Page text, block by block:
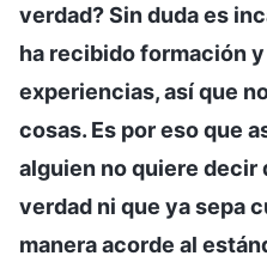
verdad? Sin duda es
ha recibido formación
experiencias, así que
cosas. Es por eso que
alguien no quiere decir
verdad ni que ya sepa
manera acorde al